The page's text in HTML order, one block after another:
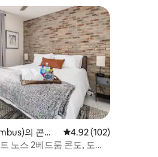
개
의 콘도
평점 4.92점(5점 만점),
4.92 (102)
노스 2베드룸 콘도, 도보